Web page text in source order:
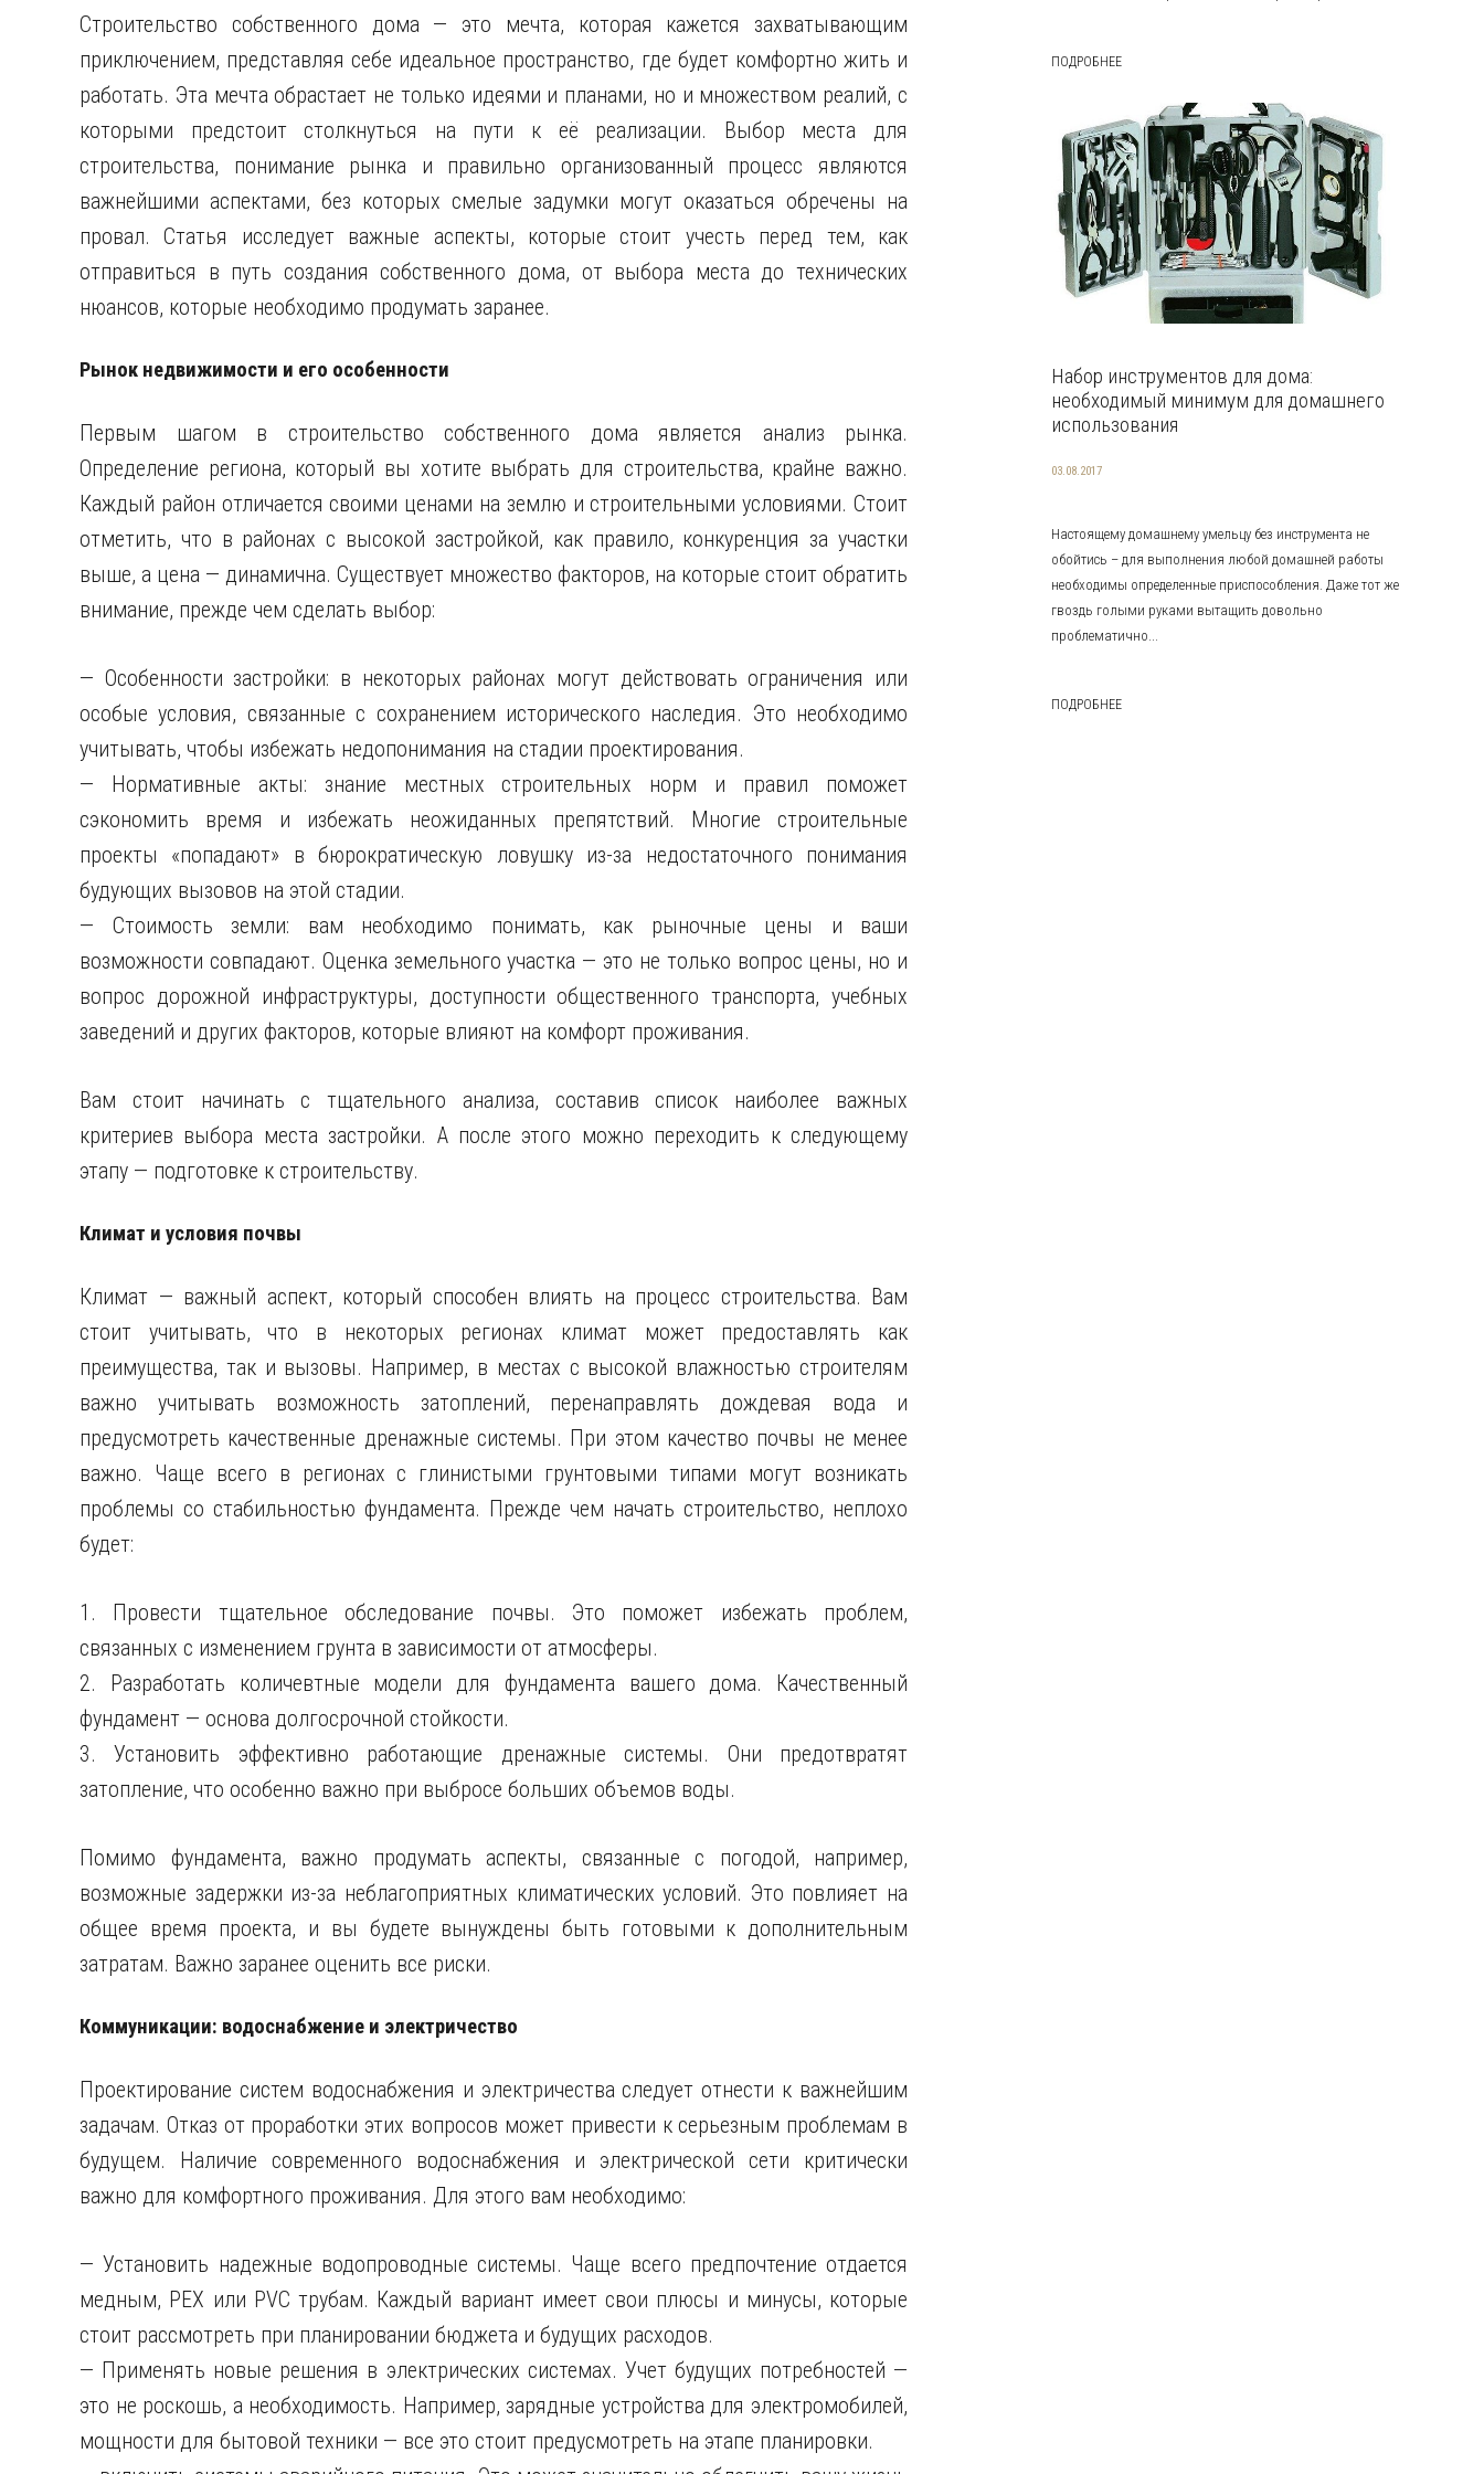
Строительство собственного дома — это мечта, которая кажется захватывающим
приключением, представляя себе идеальное пространство, где будет комфортно жить и
работать. Эта мечта обрастает не только идеями и планами, но и множеством реалий, с
которыми предстоит столкнуться на пути к её реализации. Выбор места для
строительства, понимание рынка и правильно организованный процесс являются
важнейшими аспектами, без которых смелые задумки могут оказаться обречены на
провал. Статья исследует важные аспекты, которые стоит учесть перед тем, как
отправиться в путь создания собственного дома, от выбора места до технических
нюансов, которые необходимо продумать заранее.
Рынок недвижимости и его особенности
Первым шагом в строительство собственного дома является анализ рынка.
Определение региона, который вы хотите выбрать для строительства, крайне важно.
Каждый район отличается своими ценами на землю и строительными условиями. Стоит
отметить, что в районах с высокой застройкой, как правило, конкуренция за участки
выше, а цена — динамична. Существует множество факторов, на которые стоит обратить
внимание, прежде чем сделать выбор:
— Особенности застройки: в некоторых районах могут действовать ограничения или
особые условия, связанные с сохранением исторического наследия. Это необходимо
учитывать, чтобы избежать недопонимания на стадии проектирования.
— Нормативные акты: знание местных строительных норм и правил поможет
сэкономить время и избежать неожиданных препятствий. Многие строительные
проекты «попадают» в бюрократическую ловушку из-за недостаточного понимания
будующих вызовов на этой стадии.
— Стоимость земли: вам необходимо понимать, как рыночные цены и ваши
возможности совпадают. Оценка земельного участка — это не только вопрос цены, но и
вопрос дорожной инфраструктуры, доступности общественного транспорта, учебных
заведений и других факторов, которые влияют на комфорт проживания.
Вам стоит начинать с тщательного анализа, составив список наиболее важных
критериев выбора места застройки. А после этого можно переходить к следующему
этапу — подготовке к строительству.
Климат и условия почвы
Климат — важный аспект, который способен влиять на процесс строительства. Вам
стоит учитывать, что в некоторых регионах климат может предоставлять как
преимущества, так и вызовы. Например, в местах с высокой влажностью строителям
важно учитывать возможность затоплений, перенаправлять дождевая вода и
предусмотреть качественные дренажные системы. При этом качество почвы не менее
важно. Чаще всего в регионах с глинистыми грунтовыми типами могут возникать
проблемы со стабильностью фундамента. Прежде чем начать строительство, неплохо
будет:
1. Провести тщательное обследование почвы. Это поможет избежать проблем,
связанных с изменением грунта в зависимости от атмосферы.
2. Разработать количевтные модели для фундамента вашего дома. Качественный
фундамент — основа долгосрочной стойкости.
3. Установить эффективно работающие дренажные системы. Они предотвратят
затопление, что особенно важно при выбросе больших объемов воды.
Помимо фундамента, важно продумать аспекты, связанные с погодой, например,
возможные задержки из-за неблагоприятных климатических условий. Это повлияет на
общее время проекта, и вы будете вынуждены быть готовыми к дополнительным
затратам. Важно заранее оценить все риски.
Коммуникации: водоснабжение и электричество
Проектирование систем водоснабжения и электричества следует отнести к важнейшим
задачам. Отказ от проработки этих вопросов может привести к серьезным проблемам в
будущем. Наличие современного водоснабжения и электрической сети критически
важно для комфортного проживания. Для этого вам необходимо:
— Установить надежные водопроводные системы. Чаще всего предпочтение отдается
медным, PEX или PVC трубам. Каждый вариант имеет свои плюсы и минусы, которые
стоит рассмотреть при планировании бюджета и будущих расходов.
— Применять новые решения в электрических системах. Учет будущих потребностей —
это не роскошь, а необходимость. Например, зарядные устройства для электромобилей,
мощности для бытовой техники — все это стоит предусмотреть на этапе планировки.
ПОДРОБНЕЕ
Набор инструментов для дома:
необходимый минимум для домашнего
использования
03.08.2017
Настоящему домашнему умельцу без инструмента не
обойтись – для выполнения любой домашней работы
необходимы определенные приспособления. Даже тот же
гвоздь голыми руками вытащить довольно
проблематично...
ПОДРОБНЕЕ